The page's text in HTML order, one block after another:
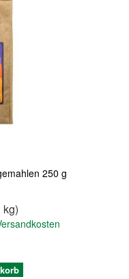
250 g
kg)